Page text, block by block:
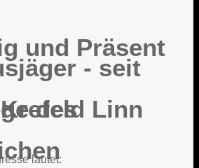
und Präsent
des
- seit
Linn
lautet: